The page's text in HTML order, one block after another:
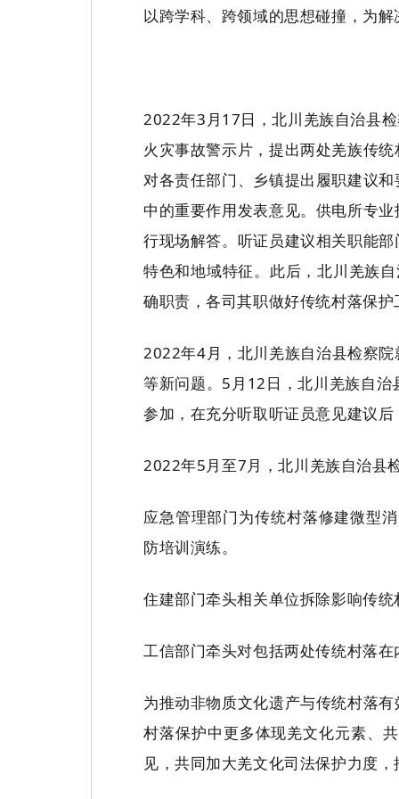
以跨学科、跨领域的思想碰撞，为
2022年3月17日，北川羌族自治县
火灾事故警示片，提出两处羌族传
对各责任部门、乡镇提出履职建议
中的重要作用发表意见。供电所专
行现场解答。听证员建议相关职能
特色和地域特征。此后，北川羌族
确职责，各司其职做好传统村落保护
2022年4月，北川羌族自治县检察
等新问题。5月12日，北川羌族自
参加，在充分听取听证员意见建议
2022年5月至7月，北川羌族自治县
应急管理部门为传统村落修建微型
防培训演练。
住建部门牵头相关单位拆除影响传
工信部门牵头对包括两处传统村落
为推动非物质文化遗产与传统村落
村落保护中更多体现羌文化元素、
见，共同加大羌文化司法保护力度